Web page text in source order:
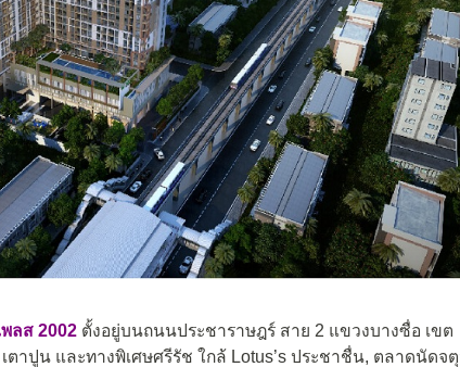
พลส 2002 ตั้งอยู่บนถนนประชาราษฎร์ สาย 2 แขวงบางซื่อ เขต
าปูน และทางพิเศษศรีรัช ใกล้ Lotus’s ประชาชื่น, ตลาดนัดจตุ